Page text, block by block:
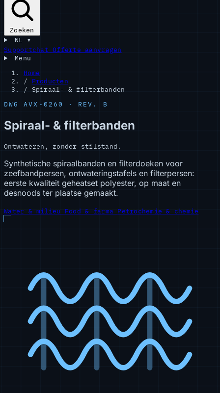
Zoeken
NL ▾
SupportchatOfferte aanvragen
Menu
Home
/
Producten
/ Spiraal- & filterbanden
DWG AVX-0260 · REV. B
Spiraal- & filterbanden
Ontwateren, zonder stilstand.
Synthetische spiraalbanden en filterdoeken voor
zeefbandpersen, ontwateringstafels en filterpersen:
eerste kwaliteit geheatset polyester, op maat en
desnoods ter plaatse gemaakt.
Water & milieu Food & farma Petrochemie & chemie